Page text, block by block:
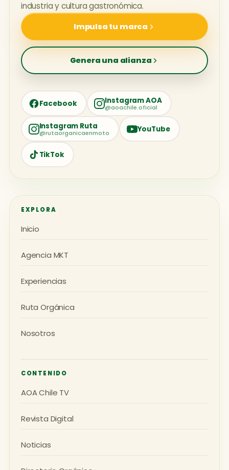
industria y cultura gastronómica.
Impulsa tu marca
Genera una alianza
Facebook Instagram AOA
@aoachile.oficial
Instagram Ruta
@rutaorganicaenmoto YouTube
TikTok
EXPLORA
Inicio
Agencia MKT
Experiencias
Ruta Orgánica
Nosotros
CONTENIDO
AOA Chile TV
Revista Digital
Noticias